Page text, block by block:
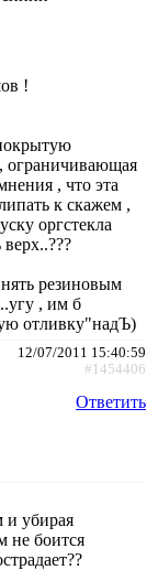
!
ограничивающая
, что эта
к скажем ,
оргстекла
резиновым
, им б
отливку"надЪ)
12/07/2011 15:40:59
#1454406
Ответить
и убирая
не боится